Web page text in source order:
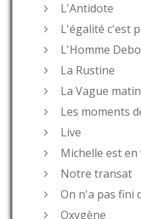
L'Antidote
L'égalité c'est
L'Homme
La Rustine
La Vague
Les moments
Live
Michelle est en
Notre transat
On n'a pas fini
Oxygène